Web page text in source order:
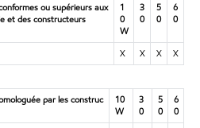
ou supérieurs aux
et des constructeurs
1
0
W
3
0
5
0
6
0
X X X X
par les construc
10
W
3
0
5
0
6
0